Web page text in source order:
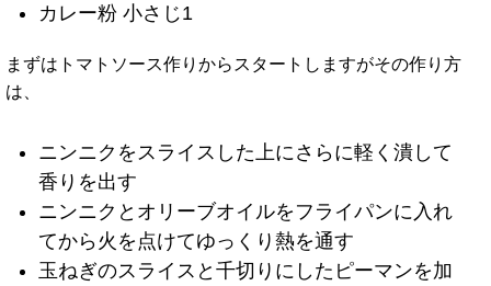
カレー粉 小さじ1
まずはトマトソース作りからスタートしますがその作り方
は、
ニンニクをスライスした上にさらに軽く潰して
香りを出す
ニンニクとオリーブオイルをフライパンに入れ
てから火を点けてゆっくり熱を通す
玉ねぎのスライスと千切りにしたピーマンを加